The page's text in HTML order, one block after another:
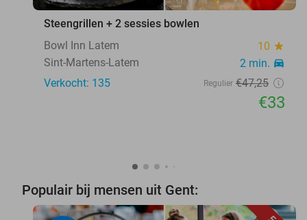
Steengrillen + 2 sessies bowlen
Bowl Inn Latem
10 star
Sint-Martens-Latem 2 min. directions_car
Verkocht: 135 Regulier €47,25
€33
Populair bij mensen uit Gent: